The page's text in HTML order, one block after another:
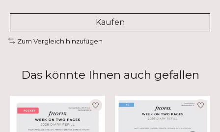
Kaufen
Zum Vergleich hinzufügen
Das könnte Ihnen auch gefallen
Produkt-Karussell-Artikel